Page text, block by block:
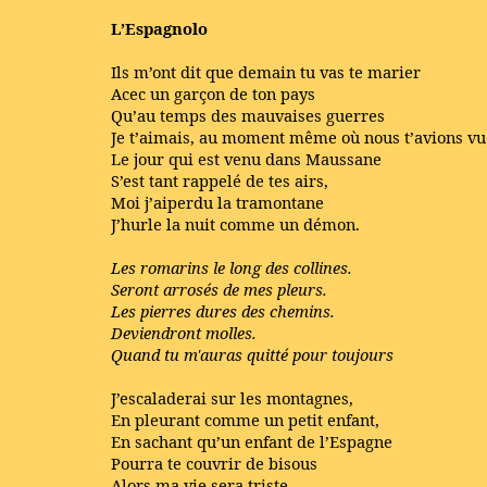
L’Espagnolo
Ils m’ont dit que demain tu vas te marier
Acec un garçon de ton pays
Qu’au temps des mauvaises guerres
Je t’aimais, au moment même où nous t’avions
Le jour qui est venu dans Maussane
S’est tant rappelé de tes airs,
Moi j’aiperdu la tramontane
J’hurle la nuit comme un démon.
Les romarins le long des collines.
Seront arrosés de mes pleurs.
Les pierres dures des chemins.
Deviendront molles.
Quand tu m'auras quitté pour toujours
J’escaladerai sur les montagnes,
En pleurant comme un petit enfant,
En sachant qu’un enfant de l’Espagne
Pourra te couvrir de bisous